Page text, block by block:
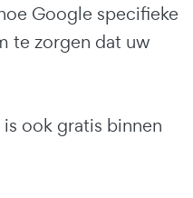
Google specifieke
te zorgen dat uw
ook gratis binnen